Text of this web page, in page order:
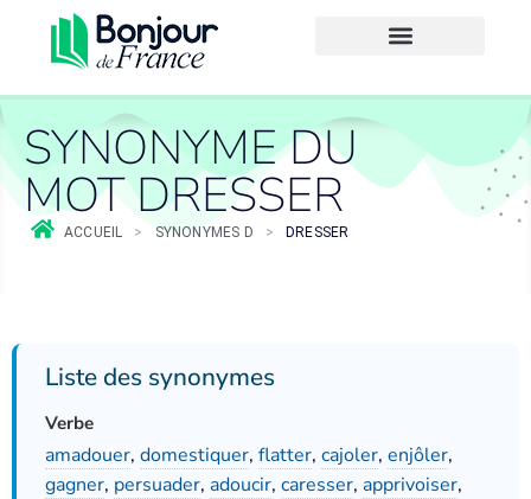
SYNONYME DU
MOT DRESSER
ACCUEIL > SYNONYMES D > DRESSER
Liste des synonymes
Verbe
amadouer, domestiquer, flatter, cajoler, enjôler,
gagner, persuader, adoucir, caresser, apprivoiser,